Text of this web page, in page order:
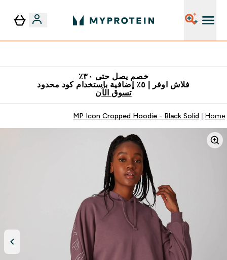
خصم يصل حتى ٣٠٪
فلاش اوفر | ٥٪ إضافية باستخدام كود محدود
تسوق الآن
Home
MP Icon Cropped Hoodie - Black Solid